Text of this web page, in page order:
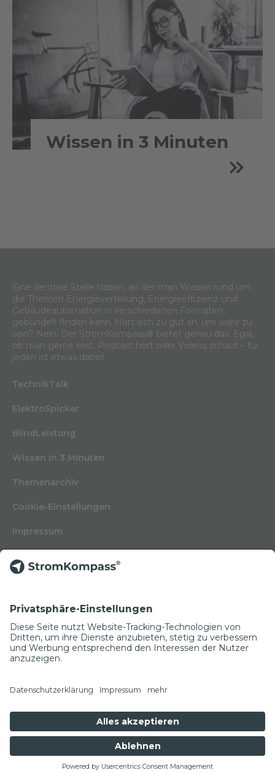
NEWSLETTER
Wissen in 3 Minuten
Eine zentrale Stelle haben, an der man Wissen rund um
die Themen Energieverteilung, Energieeffizienz und
Gebäudeautomation in verschiedenen Formaten
gebündelt finden kann. Hört sich zu gut an, um wahr zu
sein? Nein. Der StromKompass® bietet genau das. Egal,
ob man gerne liest, Podcast hört oder Videos schaut – für
jeden ist etwas dabei!
TechnikTalk
ElektroSpicker
BlindLeistung
Wissen in 3 Minuten
Themenarchiv
Cookie-Einstellungen
Impressum
Kontakt
Glossar